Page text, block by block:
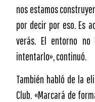
nos estamos
por decir por eso. Es
verás. El entorno
intentarlo», continuó.
También habló de la
Club. «Marcará de